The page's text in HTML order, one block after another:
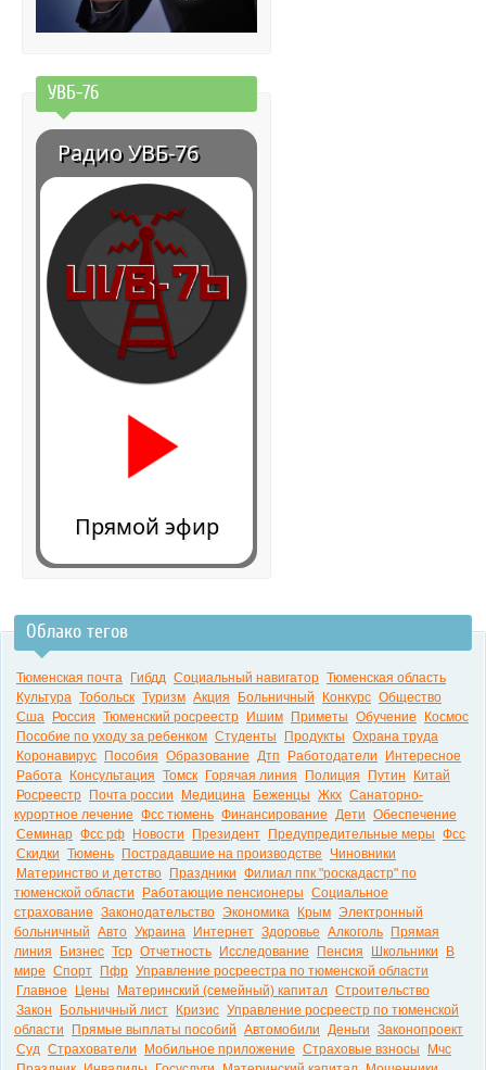
УВБ-76
Радио УВБ-76
Прямой эфир
Облако тегов
Тюменская почта Гибдд Социальный навигатор Тюменская область
Культура Тобольск Туризм Акция Больничный Конкурс Общество
Сша
Россия Тюменский росреестр Ишим Приметы Обучение
Космос
Пособие по уходу за ребенком Студенты Продукты Охрана труда
Коронавирус
Пособия Образование Дтп Работодатели
Интересное
Работа
Консультация Томск Горячая линия Полиция Путин
Китай
Росреестр
Почта россии Медицина Беженцы Жкх Санаторно-
курортное лечение Фсс тюмень Финансирование Дети Обеспечение
Семинар Фсс рф Новости Президент Предупредительные меры Фсс
Скидки Тюмень Пострадавшие на производстве
Чиновники
Материнство и детство
Праздники Филиал ппк "роскадастр" по
тюменской области
Работающие пенсионеры Социальное
страхование Законодательство Экономика Крым Электронный
больничный Авто Украина Интернет Здоровье Алкоголь
Прямая
линия
Бизнес Тср Отчетность Исследование Пенсия Школьники
В
мире Спорт Пфр Управление росреестра по тюменской области
Главное
Цены Материнский (семейный) капитал Строительство
Закон
Больничный лист Кризис Управление росреестр по тюменской
области
Прямые выплаты пособий Автомобили Деньги Законопроект
Суд Страхователи Мобильное приложение Страховые взносы
Мчс